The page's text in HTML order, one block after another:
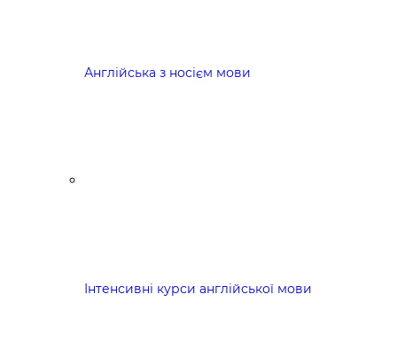
Англійська з носієм мови
Інтенсивні курси англійської мови